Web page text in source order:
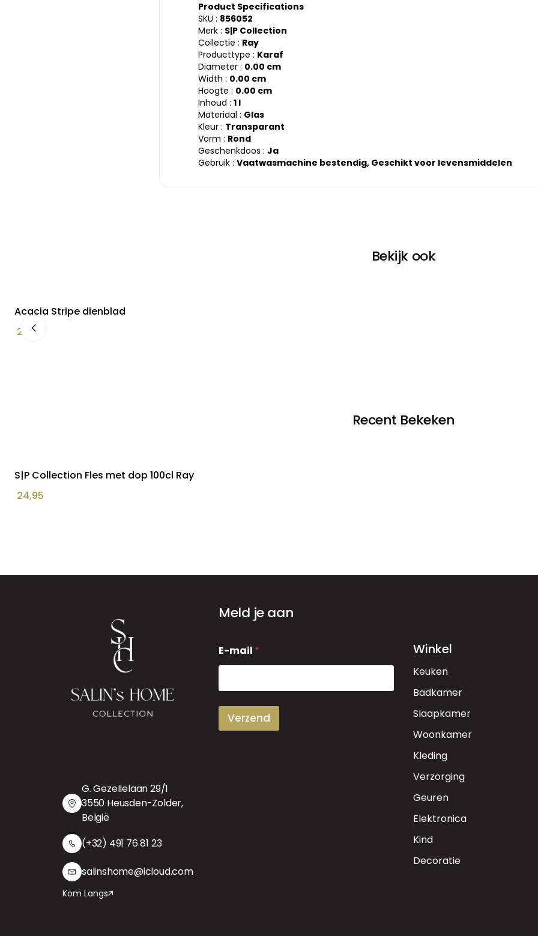
Product Specifications
SKU : 856052
Merk : S|P Collection
Collectie : Ray
Producttype : Karaf
Diameter : 0.00 cm
Width : 0.00 cm
Hoogte : 0.00 cm
Inhoud : 1 l
Materiaal : Glas
Kleur : Transparant
Vorm : Rond
Geschenkdoos : Ja
Gebruik : Vaatwasmachine bestendig, Geschikt voor levensmiddelen
Bekijk ook
Acacia Stripe dienblad
24,90
Recent Bekeken
S|P Collection Fles met dop 100cl Ray
24,95
G. Gezellelaan 29/1
3550 Heusden-Zolder,
België
(+32) 491 76 81 23
salinshome@icloud.com
Kom Langs
Meld je aan
-
m
i
E-mail *
Verzend
Winkel
Keuken
Badkamer
Slaapkamer
Woonkamer
Kleding
Verzorging
Geuren
Elektronica
Kind
Decoratie